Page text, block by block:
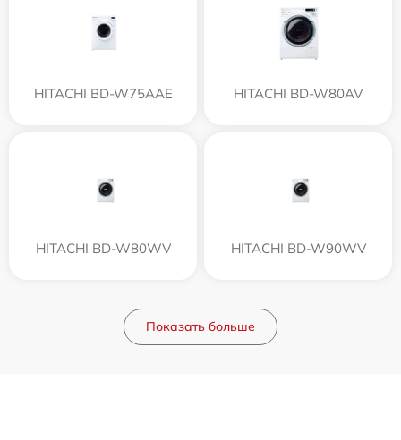
HITACHI BD-W75AAE HITACHI BD-W80AV
HITACHI BD-W80WV HITACHI BD-W90WV
Показать больше